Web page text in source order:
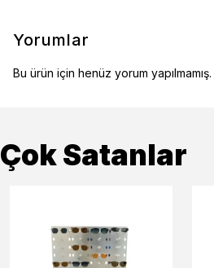
Yorumlar
Bu ürün için henüz yorum yapılmamış.
Çok Satanlar